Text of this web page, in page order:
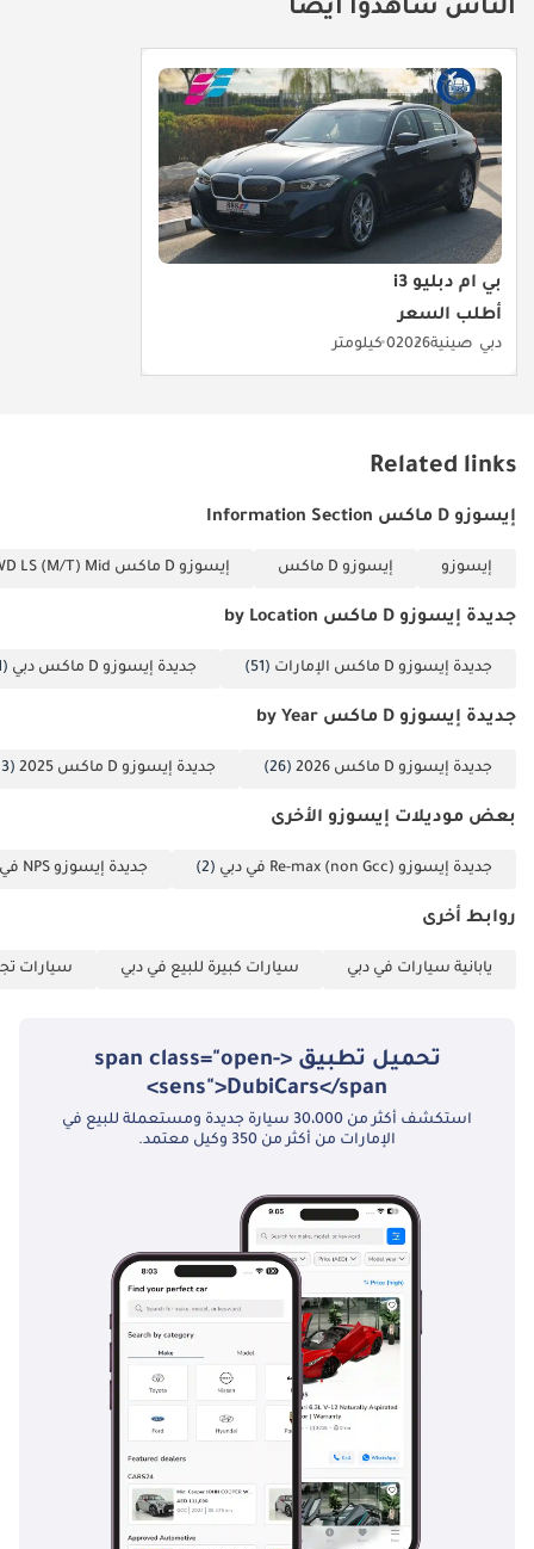
الناس شاهدوا أيضا
بي أم دبليو i3
أطلب السعر
دبي صينية20260 كيلومتر
Related links
إيسوزو D ماكس Information Section
إيسوزو إيسوزو D ماكس إيسوزو D ماكس 3.0L CREW CAB 4WD LS (M/T) Mid
جديدة إيسوزو D ماكس by Location
جديدة إيسوزو D ماكس الإمارات (51) جديدة إيسوزو D ماكس دبي (51)
جديدة إيسوزو D ماكس by Year
جديدة إيسوزو D ماكس 2026 (26) جديدة إيسوزو D ماكس 2025 (13)
بعض موديلات إيسوزو الأخرى
جديدة إيسوزو Re-max (non Gcc) في دبي (2) جديدة إيسوزو NPS في دبي
روابط أخرى
يابانية سيارات في دبي سيارات كبيرة للبيع في دبي سيارات
تحميل تطبيق <span class="open-
sens">DubiCars</span>
استكشف أكثر من 30،000 سيارة جديدة ومستعملة للبيع في
الإمارات من أكثر من 350 وكيل معتمد.